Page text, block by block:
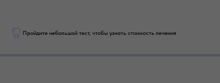
Пройдите небольшой тест, чтобы узнать стоимость лечения